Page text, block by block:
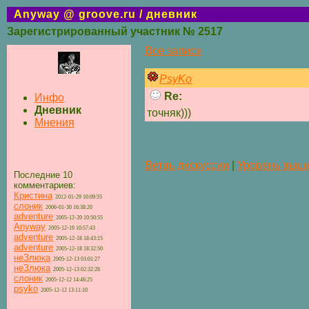
Anyway @ groove.ru / дневник
Зарегистрированный участник № 2517
Инфо
Дневник
Мнения
Последние 10
комментариев:
Кристина 2012-01-29 10:09:55
слоник 2006-01-30 16:38:20
adventure 2005-12-20 10:50:55
Anyway 2005-12-19 10:57:43
adventure 2005-12-18 18:43:15
adventure 2005-12-18 18:32:50
неЗлюка 2005-12-13 03:01:27
неЗлюка 2005-12-13 02:32:28
слоник 2005-12-12 14:46:25
psyko 2005-12-12 13:11:10
Все записи
PsyKo
Re:
точняк)))
Ветвь дискуссии Уровень